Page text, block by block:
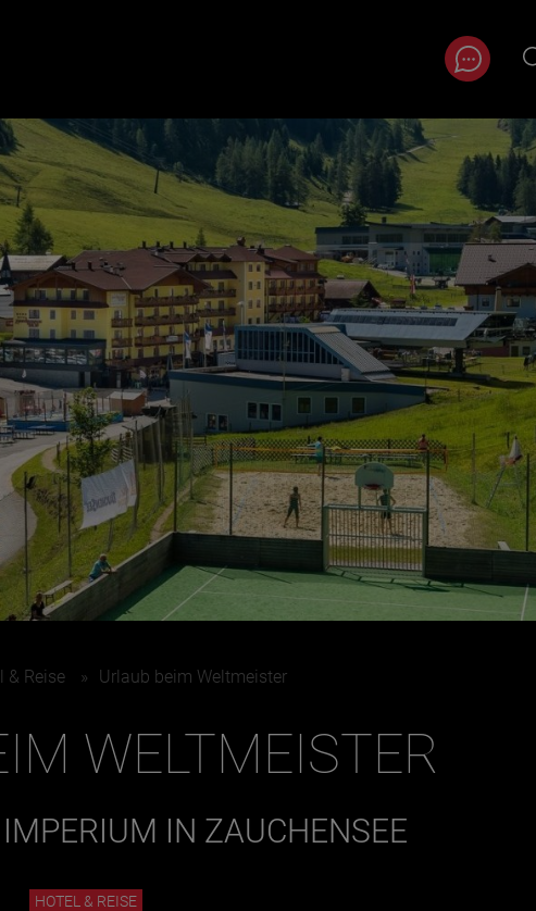
Kunst & Kultur
Brauchtum
Lifestyle
Hotel & Reise
Archiv
BEITRÄGE NACH
MONAT
Jänner
Februar
März
April
Mai
Juni
Juli
August
September
Oktober
November
Dezember
& Reise » Urlaub beim Weltmeister
WELTMEISTER
IN ZAUCHENSEE
HOTEL & REISE